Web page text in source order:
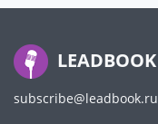
LEADBOOK
subscribe@leadbook.ru